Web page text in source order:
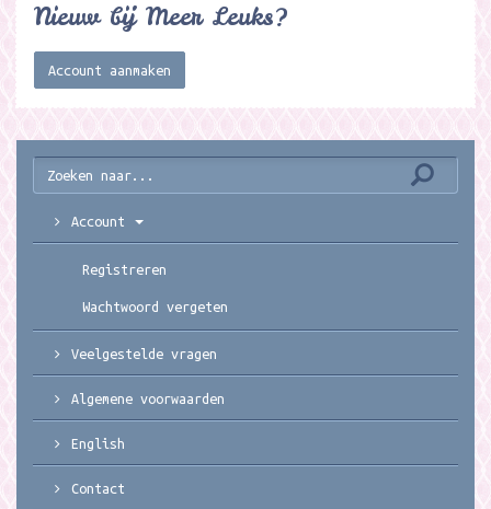
Nieuw bij Meer Leuks?
Account aanmaken
Account
Registreren
Wachtwoord vergeten
Veelgestelde vragen
Algemene voorwaarden
English
Contact